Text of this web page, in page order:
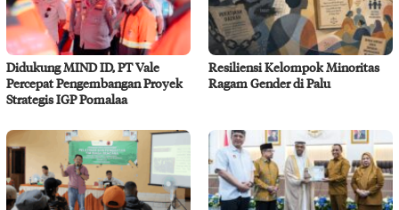
Didukung MIND ID, PT Vale
Percepat Pengembangan Proyek
Strategis IGP Pomalaa
Resiliensi Kelompok Minoritas
Ragam Gender di Palu